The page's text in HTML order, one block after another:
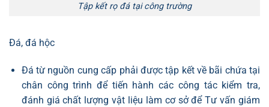
Tập kết rọ đá tại công trường
Đá, đá hộc
Đá từ nguồn cung cấp phải được tập kết về bãi chứa tại
chân công trình để tiến hành các công tác kiểm tra,
đánh giá chất lượng vật liệu làm cơ sở để Tư vấn giám